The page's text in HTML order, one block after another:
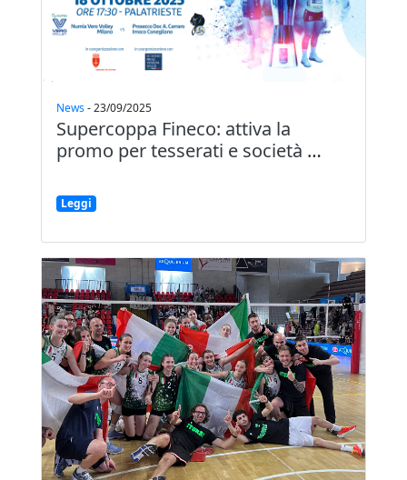
News-23/09/2025
Supercoppa Fineco: attiva la
promo per tesserati e società …
Leggi